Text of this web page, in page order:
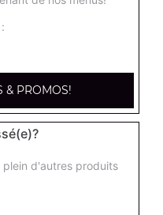
& PROMOS!
plein d'autres produits